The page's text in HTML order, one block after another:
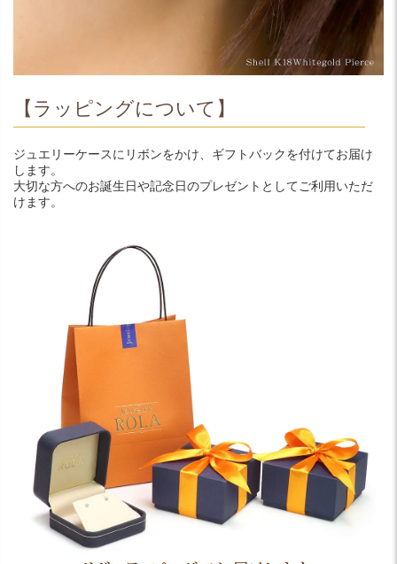
【ラッピングについて】
ジュエリーケースにリボンをかけ、ギフトバックを付けてお届け
します。
大切な方へのお誕生日や記念日のプレゼントとしてご利用いただ
けます。